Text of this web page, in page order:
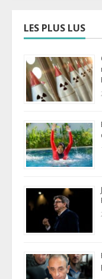
LES PLUS LUS